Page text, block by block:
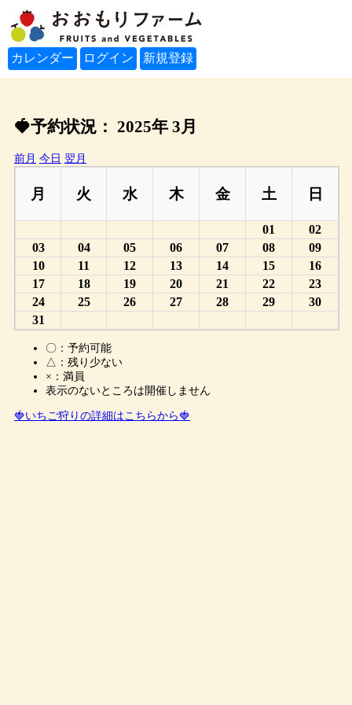
カレンダー ログイン 新規登録
🍓予約状況： 2025年 3月
前月 今日 翌月
月 火 水 木 金 土 日
01
02
03
04 05 06 07 08
09
10
11 12 13 14 15
16
17
18 19 20 21 22
23
24
25 26 27 28 29
30
31
〇：予約可能
△：残り少ない
×：満員
表示のないところは開催しません
🍓いちご狩りの詳細はこちらから🍓